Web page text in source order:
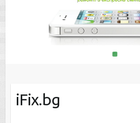
2
iFix.bg